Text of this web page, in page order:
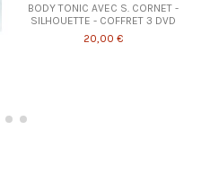
BODY TONIC AVEC S. CORNET -
SILHOUETTE - COFFRET 3 DVD
20,00 €